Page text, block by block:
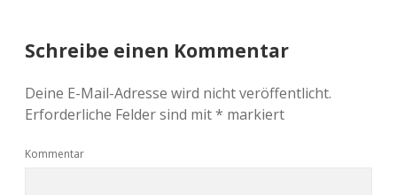
Schreibe einen Kommentar
Deine E-Mail-Adresse wird nicht veröffentlicht.
Erforderliche Felder sind mit* markiert
Kommentar